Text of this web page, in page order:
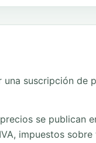
suscripción de
se publican
impuestos